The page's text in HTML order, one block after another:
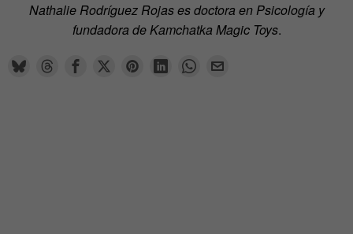
Nathalie Rodríguez Rojases doctora en Psicología y
fundadora de Kamchatka Magic Toys.